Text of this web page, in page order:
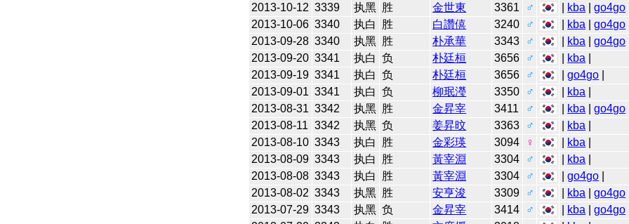
2013-10-12 3339 执黑 胜 金世東 3361 ♂ kba |go4go
2013-10-06 3340 执白 胜 白讚僖 3240 ♂ kba |go4go
2013-09-28 3340 执黑 胜 朴承華 3343 ♂ kba |go4go
2013-09-20 3341 执白 负 朴廷桓 3656 ♂ kba
2013-09-19 3341 执白 负 朴廷桓 3656 ♂ |go4go
2013-09-01 3341 执白 负 柳珉瀅 3350 ♂ kba
2013-08-31 3342 执黑 胜 金昇宰 3411 ♂ kba |go4go
2013-08-11 3342 执黑 负 姜昇旼 3363 ♂ kba
2013-08-10 3343 执白 胜 金彩瑛 3094 ♀ kba
2013-08-09 3343 执白 胜 黃宰淵 3304 ♂ kba
2013-08-08 3343 执白 胜 黃宰淵 3304 ♂ |go4go
2013-08-02 3343 执黑 胜 安亨浚 3309 ♂ kba |go4go
2013-07-29 3343 执黑 负 金昇宰 3414 ♂ kba |go4go